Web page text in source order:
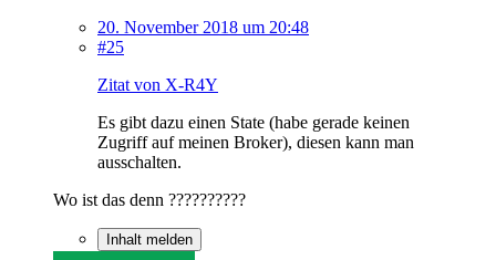
20. November 2018 um 20:48
#25
Zitat von X-R4Y
Es gibt dazu einen State (habe gerade keinen
Zugriff auf meinen Broker), diesen kann man
ausschalten.
Wo ist das denn ??????????
Inhalt melden